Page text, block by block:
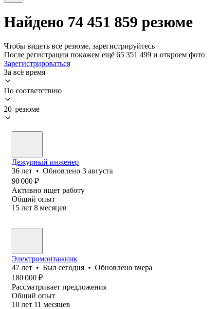
Найдено 74 451 859 резюме
Чтобы видеть все резюме, зарегистрируйтесь
После регистрации покажем ещё 65 351 499 и откроем фото
Зарегистрироваться
За всё время
По соответствию
20 резюме
Дежурный инженер
36 лет • Обновлено 3 августа
90 000 ₽
Активно ищет работу
Общий опыт
15 лет 8 месяцев
Электромонтажник
47 лет • Был сегодня • Обновлено вчера
180 000 ₽
Рассматривает предложения
Общий опыт
10 лет 11 месяцев